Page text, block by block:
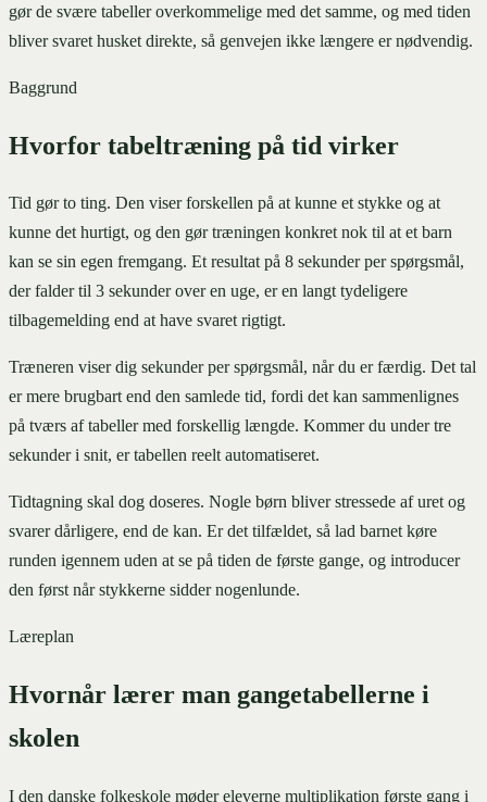
gør de svære tabeller overkommelige med det samme, og med tiden
bliver svaret husket direkte, så genvejen ikke længere er nødvendig.
Baggrund
Hvorfor tabeltræning på tid virker
Tid gør to ting. Den viser forskellen på at kunne et stykke og at
kunne det hurtigt, og den gør træningen konkret nok til at et barn
kan se sin egen fremgang. Et resultat på 8 sekunder per spørgsmål,
der falder til 3 sekunder over en uge, er en langt tydeligere
tilbagemelding end at have svaret rigtigt.
Træneren viser dig sekunder per spørgsmål, når du er færdig. Det tal
er mere brugbart end den samlede tid, fordi det kan sammenlignes
på tværs af tabeller med forskellig længde. Kommer du under tre
sekunder i snit, er tabellen reelt automatiseret.
Tidtagning skal dog doseres. Nogle børn bliver stressede af uret og
svarer dårligere, end de kan. Er det tilfældet, så lad barnet køre
runden igennem uden at se på tiden de første gange, og introducer
den først når stykkerne sidder nogenlunde.
Læreplan
Hvornår lærer man gangetabellerne i
skolen
I den danske folkeskole møder eleverne multiplikation første gang i